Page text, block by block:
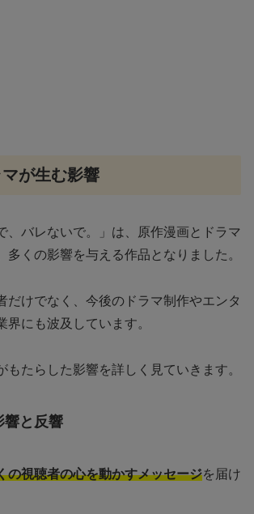
が生む影響
、バレないで。」は、原作漫画とドラマ
多くの影響を与える作品となりました。
だけでなく、今後のドラマ制作やエンタ
界にも波及しています。
もたらした影響を詳しく見ていきます。
響と反響
の視聴者の心を動かすメッセージを届け